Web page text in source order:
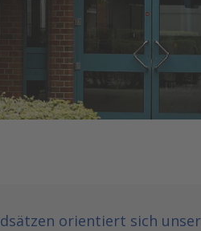
orientiert sich